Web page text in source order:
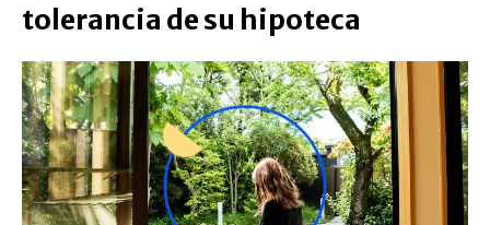
tolerancia de su hipoteca